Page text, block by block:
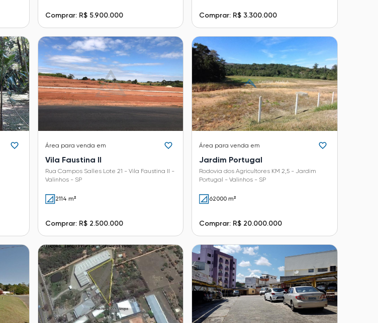
Comprar: R$ 5.900.000 Comprar: R$ 3.300.000
Área para venda em
Vila Faustina II
Rua Campos Salles Lote 21 - Vila Faustina II -
Valinhos - SP
2114 m²
Comprar: R$ 2.500.000
Área para venda em
Jardim Portugal
Rodovia dos Agricultores KM 2,5 - Jardim
Portugal - Valinhos - SP
62000 m²
Comprar: R$ 20.000.000